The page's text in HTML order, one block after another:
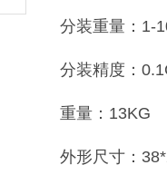
分装重量：1-
分装精度：
重量：13KG
外形尺寸：